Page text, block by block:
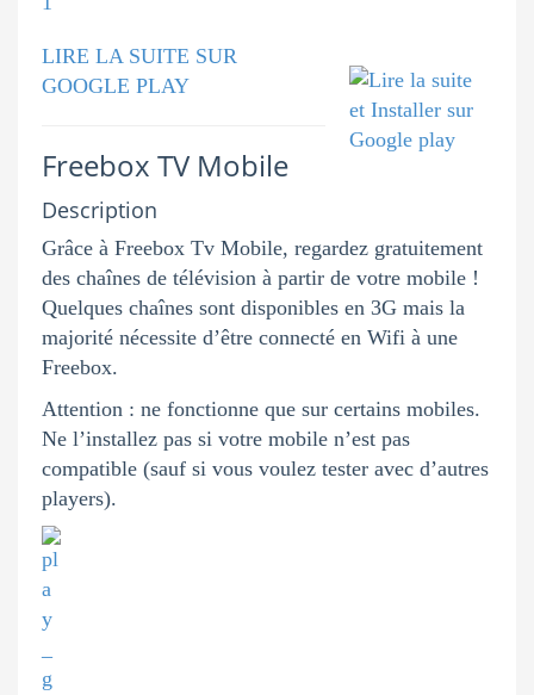
LIRE LA SUITE SUR
GOOGLE PLAY
Freebox TV Mobile
Description
Grâce à Freebox Tv Mobile, regardez gratuitement
des chaînes de télévision à partir de votre mobile !
Quelques chaînes sont disponibles en 3G mais la
majorité nécessite d’être connecté en Wifi à une
Freebox.
Attention : ne fonctionne que sur certains mobiles.
Ne l’installez pas si votre mobile n’est pas
compatible (sauf si vous voulez tester avec d’autres
players).